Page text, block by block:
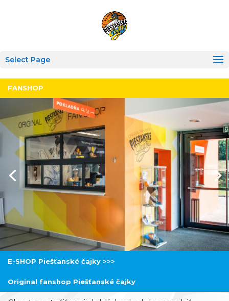
Select Page
FANSHOP
E-SHOP Piešťanské čajky >>>
Original fanshop Piešťanské čajky